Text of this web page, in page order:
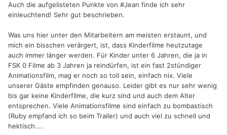
Auch die aufgelisteten Punkte von #Jean finde ich sehr
einleuchtend! Sehr gut beschrieben.
Was uns hier unter den Mitarbeitern am meisten erstaunt, und
mich ein bisschen verärgert, ist, dass Kinderfilme heutzutage
auch immer länger werden. Für Kinder unter 6 Jahren, die ja in
FSK 0 Filme ab 3 Jahren ja reindürfen, ist ein fast 2stündiger
Animationsfilm, mag er noch so toll sein, einfach nix. Viele
unserer Gäste empfinden genauso. Leider gibt es nur sehr wenig
bis gar keine Kinderfilme, die kurz sind und auch dem Alter
entsprechen. Viele Animationsfilme sind einfach zu bombastisch
(Ruby empfand ich so beim Trailer) und auch viel zu schnell und
hektisch....